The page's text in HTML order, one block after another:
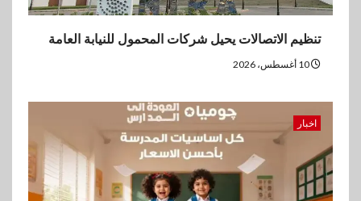
اقتصاد
وصافي الربح يرتفع إلى486
5
عقارات
مدينة مصر تسجل مبيعات بقيمة
28.4 مليار جنيه خلال النصف
الأول من 2026
تنظيم الاتصالات يحيل شركات المحمول للنيابة العامة
اخبار